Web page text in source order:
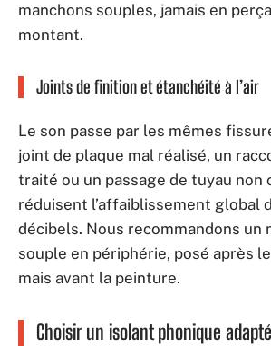
manchons souples, jamais en
montant.
Joints de finition et étanchéité à l’air
Le son passe par les mêmes
joint de plaque mal réalisé, un
traité ou un passage de tuyau non
réduisent l’affaiblissement global
décibels. Nous recommandons un
souple en périphérie, posé après
mais avant la peinture.
Choisir un isolant phonique